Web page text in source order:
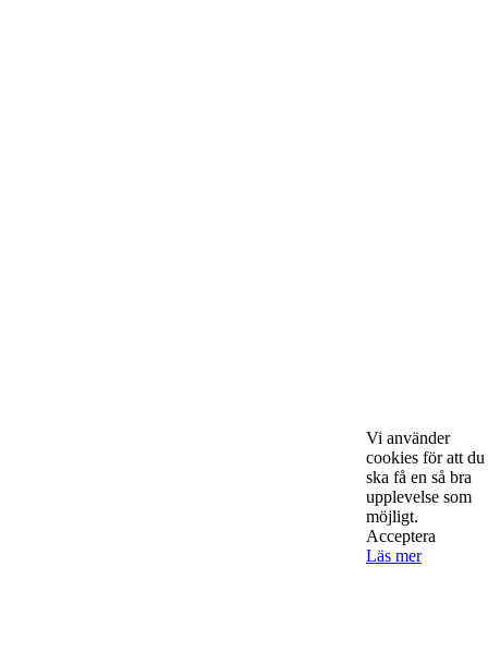
StartUp Media Karlbergs Strand 15, 171 73 Solna. Telefon 08-52
Vi använder
cookies för att du
ska få en så bra
upplevelse som
möjligt.
Acceptera
Läs mer